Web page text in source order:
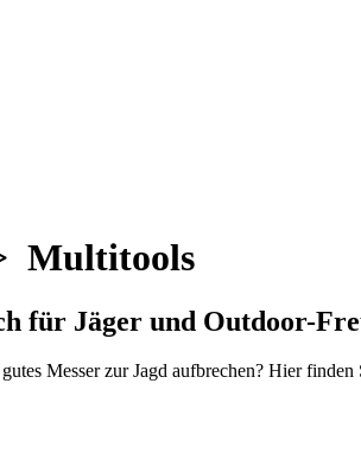
Multitools
für Jäger und Outdoor-
Messer zur Jagd aufbrechen? Hier